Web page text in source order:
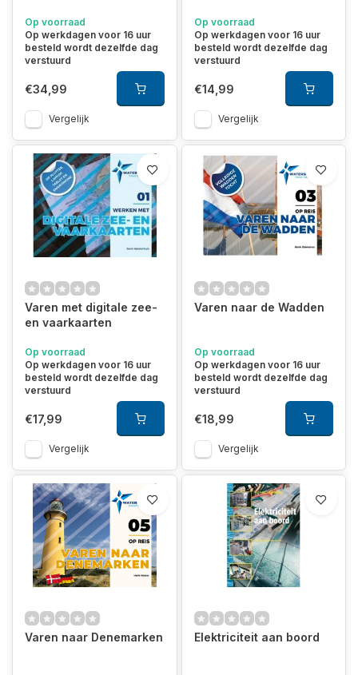
Op voorraad
Op werkdagen voor 16 uur
besteld wordt dezelfde dag
verstuurd
€34,99
Vergelijk
Op voorraad
Op werkdagen voor 16 uur
besteld wordt dezelfde dag
verstuurd
€14,99
Vergelijk
Varen met digitale zee-
en vaarkaarten
Op voorraad
Op werkdagen voor 16 uur
besteld wordt dezelfde dag
verstuurd
€17,99
Vergelijk
Varen naar de Wadden
Op voorraad
Op werkdagen voor 16 uur
besteld wordt dezelfde dag
verstuurd
€18,99
Vergelijk
Varen naar Denemarken Elektriciteit aan boord